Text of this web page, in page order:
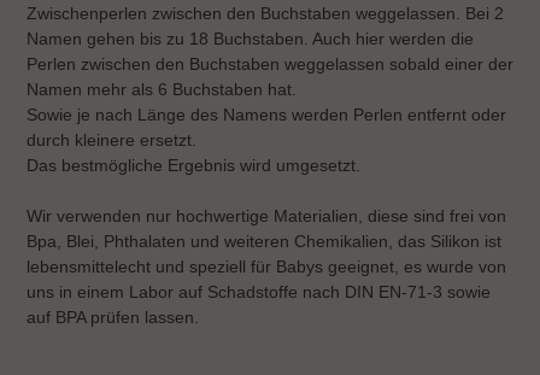
Zwischenperlen zwischen den Buchstaben weggelassen. Bei 2
Namen gehen bis zu 18 Buchstaben. Auch hier werden die
Perlen zwischen den Buchstaben weggelassen sobald einer der
Namen mehr als 6 Buchstaben hat.
Sowie je nach Länge des Namens werden Perlen entfernt oder
durch kleinere ersetzt.
Das bestmögliche Ergebnis wird umgesetzt.
Wir verwenden nur hochwertige Materialien, diese sind frei von
Bpa, Blei, Phthalaten und weiteren Chemikalien, das Silikon ist
lebensmittelecht und speziell für Babys geeignet, es wurde von
uns in einem Labor auf Schadstoffe nach DIN EN-71-3 sowie
auf BPA prüfen lassen.